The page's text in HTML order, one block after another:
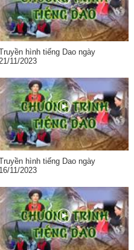
hình tiếng Dao ngày
21/11/2023
hình tiếng Dao ngày
16/11/2023